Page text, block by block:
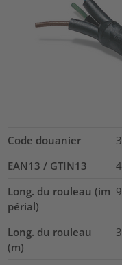
Code douanier
EAN13 / GTIN13
Long. du rouleau (im
périal)
Long. du rouleau
(m)